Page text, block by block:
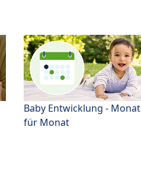
Baby Entwicklung - Monat
für Monat